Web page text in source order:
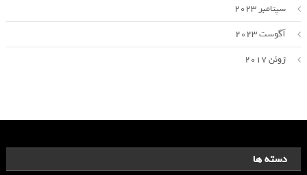
سپتامبر 2023
آگوست 2023
ژوئن 2017
دسته ها